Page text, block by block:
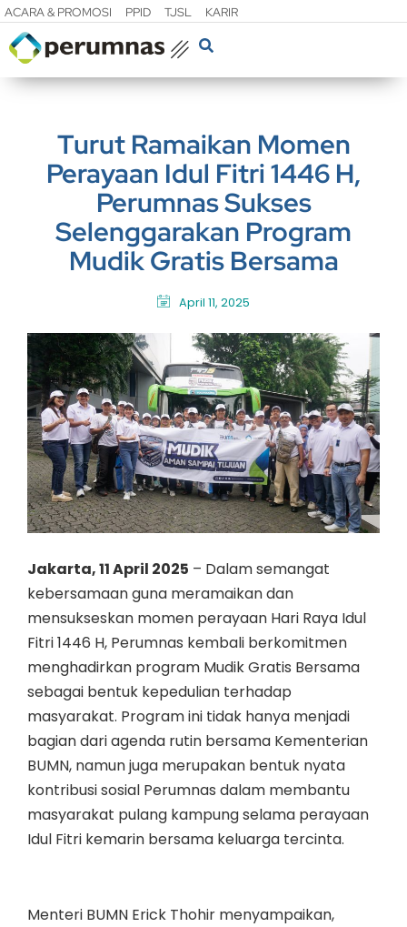
ACARA & PROMOSI PPID TJSL KARIR
Turut Ramaikan Momen
Perayaan Idul Fitri 1446 H,
Perumnas Sukses
Selenggarakan Program
Mudik Gratis Bersama
April 11, 2025
Jakarta, 11 April 2025 – Dalam semangat
kebersamaan guna meramaikan dan
mensukseskan momen perayaan Hari Raya Idul
Fitri 1446 H, Perumnas kembali berkomitmen
menghadirkan program Mudik Gratis Bersama
sebagai bentuk kepedulian terhadap
masyarakat. Program ini tidak hanya menjadi
bagian dari agenda rutin bersama Kementerian
BUMN, namun juga merupakan bentuk nyata
kontribusi sosial Perumnas dalam membantu
masyarakat pulang kampung selama perayaan
Idul Fitri kemarin bersama keluarga tercinta.
Menteri BUMN Erick Thohir menyampaikan,